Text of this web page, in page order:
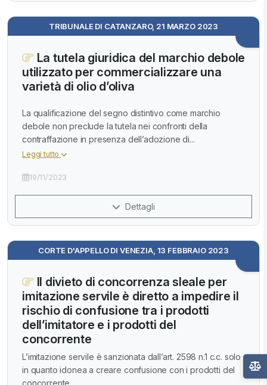
TRIBUNALE DI CATANZARO, 21 MARZO 2023
La tutela giuridica del marchio debole
utilizzato per commercializzare una
varietà di olio d’oliva
La qualificazione del segno distintivo come marchio
debole non preclude la tutela nei confronti della
contraffazione in presenza dell’adozione di...
Leggi tutto
19/11/2023
Dettagli
CORTE D'APPELLO DI VENEZIA, 13 FEBBRAIO 2023
Il divieto di concorrenza sleale per
imitazione servile è diretto a impedire il
rischio di confusione tra i prodotti
dell’imitatore e i prodotti del
concorrente
L’imitazione servile è sanzionata dall’art. 2598 n.1 c.c. solo
in quanto idonea a creare confusione con i prodotti del